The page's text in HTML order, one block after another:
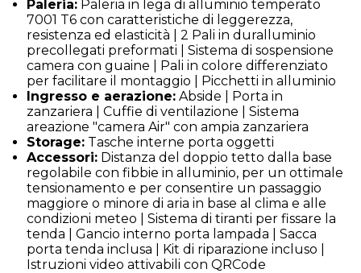
Paleria: Paleria in lega di alluminio temperato
7001 T6 con caratteristiche di leggerezza,
resistenza ed elasticità | 2 Pali in duralluminio
precollegati preformati | Sistema di sospensione
camera con guaine | Pali in colore differenziato
per facilitare il montaggio | Picchetti in alluminio
Ingresso e aerazione: Abside | Porta in
zanzariera | Cuffie di ventilazione | Sistema
areazione "camera Air" con ampia zanzariera
Storage: Tasche interne porta oggetti
Accessori: Distanza del doppio tetto dalla base
regolabile con fibbie in alluminio, per un ottimale
tensionamento e per consentire un passaggio
maggiore o minore di aria in base al clima e alle
condizioni meteo | Sistema di tiranti per fissare la
tenda | Gancio interno porta lampada | Sacca
porta tenda inclusa | Kit di riparazione incluso |
Istruzioni video attivabili con QRCode